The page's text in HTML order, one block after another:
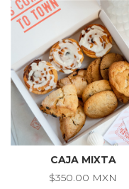
CAJA MIXTA
$350.00 MXN